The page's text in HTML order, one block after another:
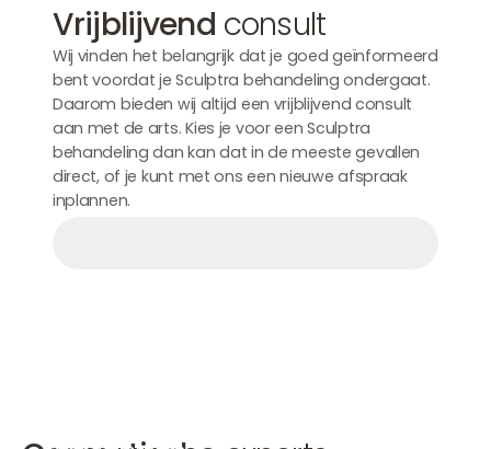
Vrijblijvend consult
Wij vinden het belangrijk dat je goed geïnformeerd
bent voordat je Sculptra behandeling ondergaat.
Daarom bieden wij altijd een vrijblijvend consult
aan met de arts. Kies je voor een Sculptra
behandeling dan kan dat in de meeste gevallen
direct, of je kunt met ons een nieuwe afspraak
inplannen.